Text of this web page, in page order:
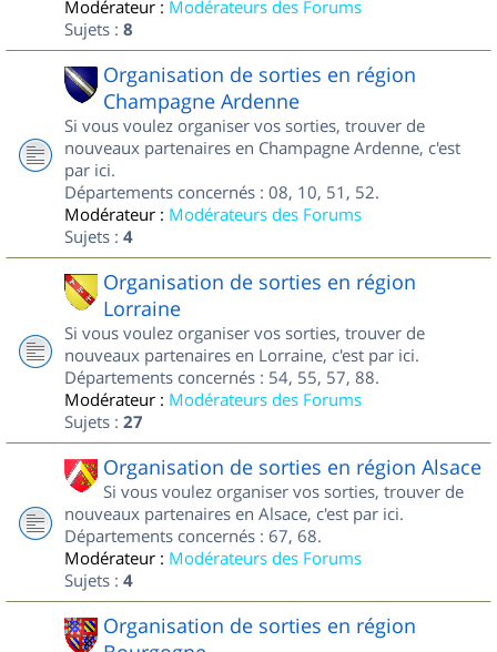
Modérateur : Modérateurs des Forums
Sujets : 8
Organisation de sorties en région
Champagne Ardenne
Si vous voulez organiser vos sorties, trouver de
nouveaux partenaires en Champagne Ardenne, c'est
par ici.
Départements concernés : 08, 10, 51, 52.
Modérateur : Modérateurs des Forums
Sujets : 4
Organisation de sorties en région
Lorraine
Si vous voulez organiser vos sorties, trouver de
nouveaux partenaires en Lorraine, c'est par ici.
Départements concernés : 54, 55, 57, 88.
Modérateur : Modérateurs des Forums
Sujets : 27
Organisation de sorties en région Alsace
Si vous voulez organiser vos sorties, trouver de
nouveaux partenaires en Alsace, c'est par ici.
Départements concernés : 67, 68.
Modérateur : Modérateurs des Forums
Sujets : 4
Organisation de sorties en région